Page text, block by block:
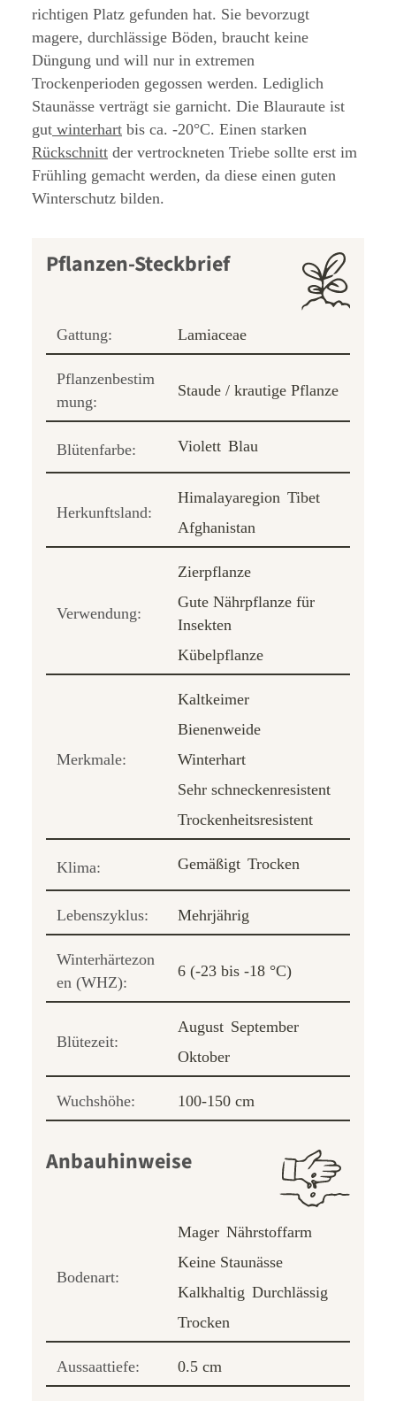
richtigen Platz gefunden hat. Sie bevorzugt
magere, durchlässige Böden, braucht keine
Düngung und will nur in extremen
Trockenperioden gegossen werden. Lediglich
Staunässe verträgt sie garnicht. Die Blauraute ist
gut winterhart bis ca. -20°C. Einen starken
Rückschnitt der vertrockneten Triebe sollte erst im
Frühling gemacht werden, da diese einen guten
Winterschutz bilden.
Pflanzen-Steckbrief
Gattung: Lamiaceae
Pflanzenbestim
mung:
Staude / krautige Pflanze
Blütenfarbe: Violett Blau
Herkunftsland:
Himalayaregion Tibet
Afghanistan
Verwendung:
Zierpflanze
Gute Nährpflanze für
Insekten
Kübelpflanze
Merkmale:
Kaltkeimer
Bienenweide
Winterhart
Sehr schneckenresistent
Trockenheitsresistent
Klima: Gemäßigt Trocken
Lebenszyklus: Mehrjährig
Winterhärtezon
en (WHZ):
6 (-23 bis -18 °C)
Blütezeit:
August September
Oktober
Wuchshöhe: 100-150 cm
Anbauhinweise
Bodenart:
Mager Nährstoffarm
Keine Staunässe
Kalkhaltig Durchlässig
Trocken
Aussaattiefe: 0.5 cm